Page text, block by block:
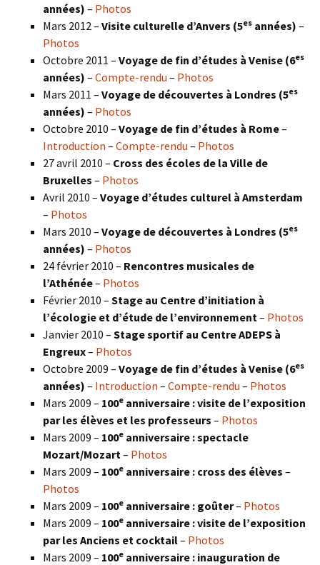
années) – Photos
Mars 2012 – Visite culturelle d’Anvers (5es années) –
Photos
Octobre 2011 – Voyage de fin d’études à Venise (6es
années) – Compte-rendu – Photos
Mars 2011 – Voyage de découvertes à Londres (5es
années) – Photos
Octobre 2010 – Voyage de fin d’études à Rome–
Introduction – Compte-rendu – Photos
27 avril 2010 – Cross des écoles de la Ville de
Bruxelles – Photos
Avril 2010 – Voyage d’études culturel à Amsterdam
– Photos
Mars 2010 – Voyage de découvertes à Londres (5es
années) – Photos
24 février 2010 – Rencontres musicales de
l’Athénée– Photos
Février 2010 – Stage au Centre d’initiation à
l’écologie et d’étude de l’environnement – Photos
Janvier 2010 – Stage sportif au Centre ADEPS à
Engreux– Photos
Octobre 2009 – Voyage de fin d’études à Venise (6es
années) – Introduction – Compte-rendu – Photos
Mars 2009 – 100e anniversaire : visite de l’exposition
par les élèves et les professeurs – Photos
Mars 2009 – 100e anniversaire : spectacle
Mozart/Mozart – Photos
Mars 2009 – 100e anniversaire : cross des élèves –
Photos
Mars 2009 – 100e anniversaire : goûter– Photos
Mars 2009 – 100e anniversaire : visite de l’exposition
par les Anciens et cocktail– Photos
Mars 2009 – 100e anniversaire : inauguration de